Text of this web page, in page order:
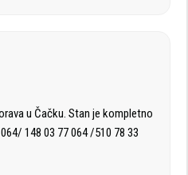
u Čačku. Stan je kompletno
148 03 77 064 /510 78 33